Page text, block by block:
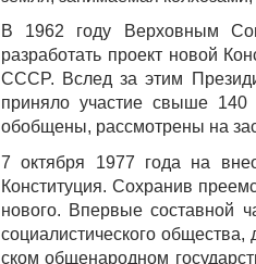
В 1962 году Верховным
разработать проект новой
CCCP. Вслед за этим
приняло участие свыше
обобщены, рассмотрены на
7 октября 1977 года на
Конституция. Сохранив
нового. Впервые составной
социалистического общества,
ском общенародном